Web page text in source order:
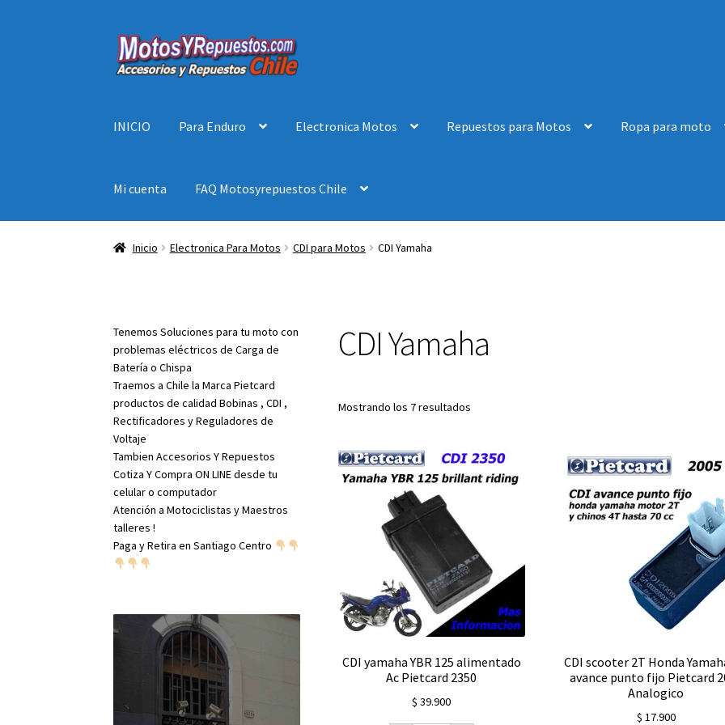
Ir
a
Ir
al
INICIO Para Enduro Electronica Motos Repuestos para Motos Ropa para moto
Mi cuenta FAQ Motosyrepuestos Chile
Inicio Electronica Para Motos CDI para Motos CDI Yamaha
CDI Yamaha
Mostrando los 7 resultados
CDI yamaha YBR 125 alimentado
Ac Pietcard 2350
$ 39.900
CDI scooter 2T Honda
avance punto fijo Pietcard
Analogico
$ 17.900
Tenemos Soluciones para tu moto con
problemas eléctricos de Carga de
Batería o Chispa
Traemos a Chile la Marca Pietcard
productos de calidad Bobinas , CDI ,
Rectificadores y Reguladores de
Voltaje
Tambien Accesorios Y Repuestos
Cotiza Y Compra ON LINE desde tu
celular o computador
Atención a Motociclistas y Maestros
talleres !
Paga y Retira en Santiago Centro